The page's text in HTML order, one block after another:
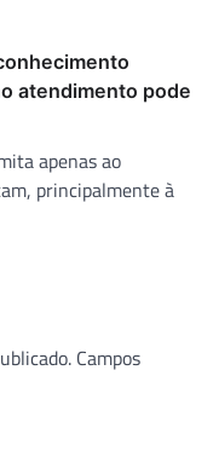
atendimento pode
apenas ao
principalmente à
Campos